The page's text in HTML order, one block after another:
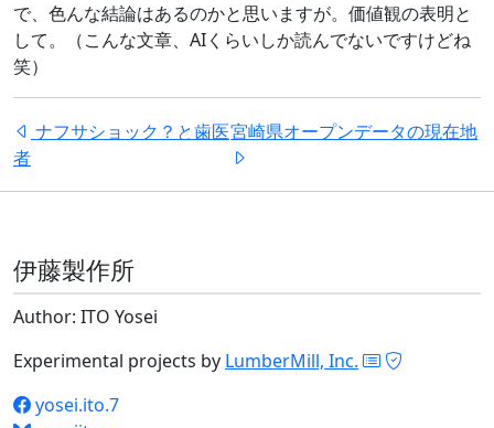
で、色んな結論はあるのかと思いますが。価値観の表明と
して。（こんな文章、AIくらいしか読んでないですけどね
笑）
ナフサショック？と歯医
者
宮崎県オープンデータの現在地
伊藤製作所
Author: ITO Yosei
Experimental projects by LumberMill, Inc.
yosei.ito.7